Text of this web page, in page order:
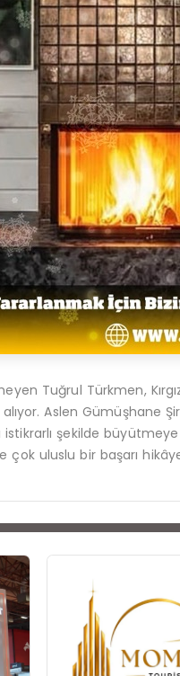
Tuğrul Türkmen,
Aslen Gümüşhane
istikrarlı şekilde
çok uluslu bir başarı